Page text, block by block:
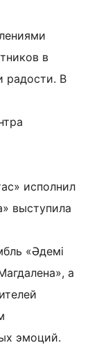
в
радости. В
исполнил
выступила
«Әдемі
а
эмоций.